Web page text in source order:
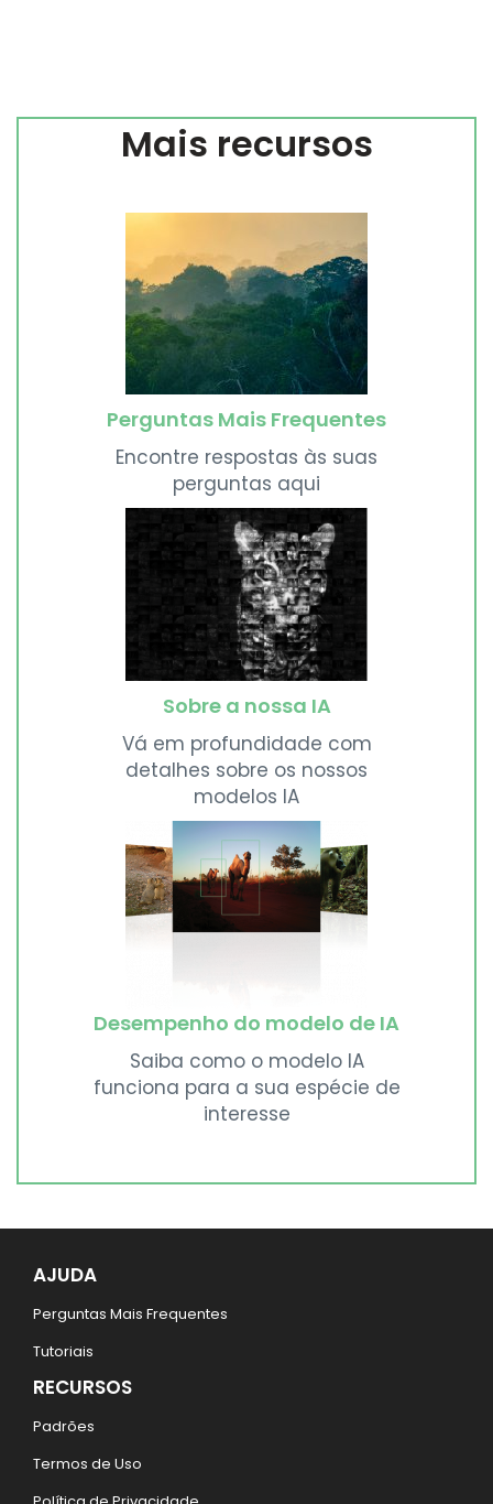
Mais recursos
Perguntas Mais Frequentes
Encontre respostas às suas
perguntas aqui
Sobre a nossa IA
Vá em profundidade com
detalhes sobre os nossos
modelos IA
Desempenho do modelo de IA
Saiba como o modelo IA
funciona para a sua espécie de
interesse
AJUDA
Perguntas Mais Frequentes
Tutoriais
RECURSOS
Padrões
Termos de Uso